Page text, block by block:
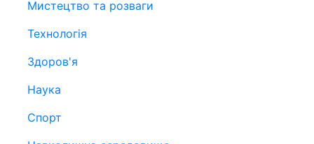
Мистецтво та розваги
Технологія
Здоров'я
Наука
Спорт